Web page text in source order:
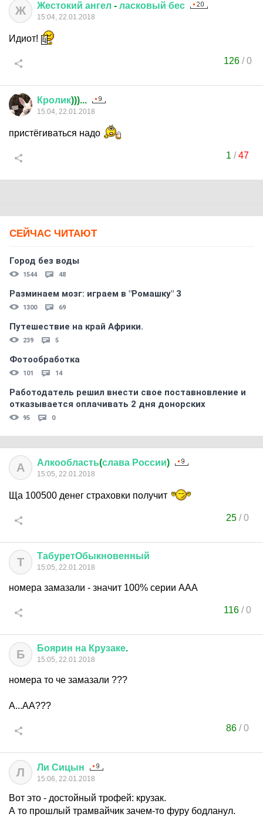
Ж Жестокий ангел - ласковый бес
15:04, 22.01.2018
Идиот!
126/0
Кролик)))...
15:04, 22.01.2018
пристёгиваться надо
1 /47
СЕЙЧАС ЧИТАЮТ
Город без воды
1544 48
Разминаем мозг: играем в "Ромашку" 3
1300 69
Путешествие на край Африки.
239 5
Фотообработка
101 14
Работодатель решил внести свое поставновление и
отказывается оплачивать 2 дня донорских
95 0
А Алкообласть(слава России)
15:05, 22.01.2018
Ща 100500 денег страховки получит
25 /0
Т ТабуретОбыкновенный
15:05, 22.01.2018
номера замазали - значит 100% серии ААА
116 /0
Б Боярин на Крузаке.
15:05, 22.01.2018
номера то че замазали ???
А...АА???
86 /0
Л Ли Сицын
15:06, 22.01.2018
Вот это - достойный трофей: крузак.
А то прошлый трамвайчик зачем-то фуру бодланул.